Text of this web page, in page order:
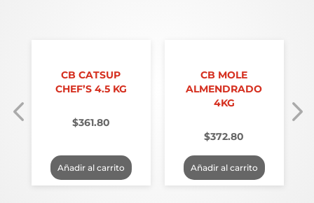
CB CATSUP
CHEF’S 4.5 KG
$361.80
Añadir al carrito
CB MOLE
ALMENDRADO
4KG
$372.80
Añadir al carrito